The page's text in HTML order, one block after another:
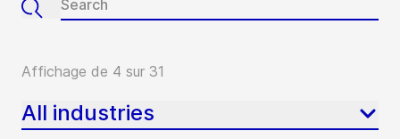
Affichage de 4 sur 31
All industries